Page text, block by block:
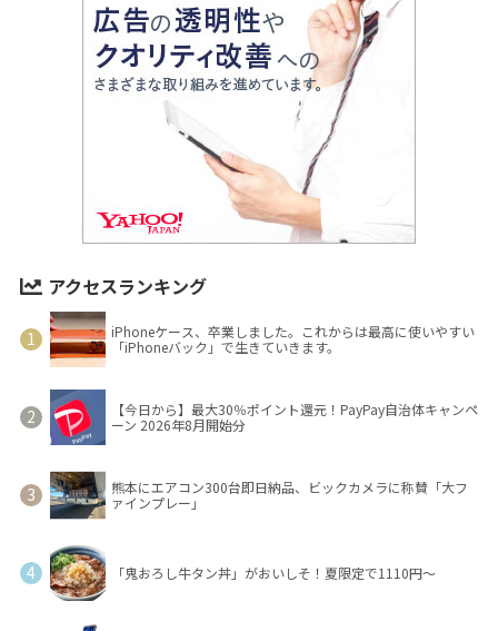
アクセスランキング
iPhoneケース、卒業しました。これからは最高に使いやすい
「iPhoneバック」で生きていきます。
【今日から】最大30％ポイント還元！PayPay自治体キャンペ
ーン 2026年8月開始分
熊本にエアコン300台即日納品、ビックカメラに称賛「大フ
ァインプレー」
「鬼おろし牛タン丼」がおいしそ！夏限定で1110円～